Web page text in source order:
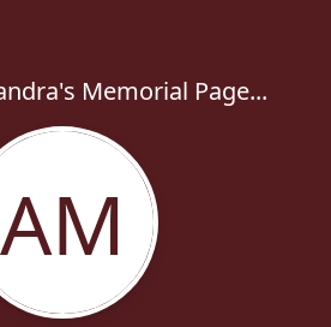
Memorial Page...
AM